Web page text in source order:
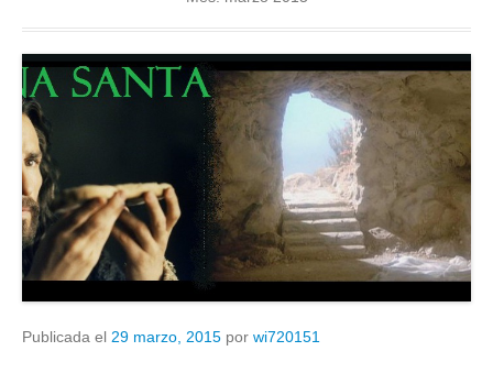
Publicada el 29 marzo, 2015 por wi720151